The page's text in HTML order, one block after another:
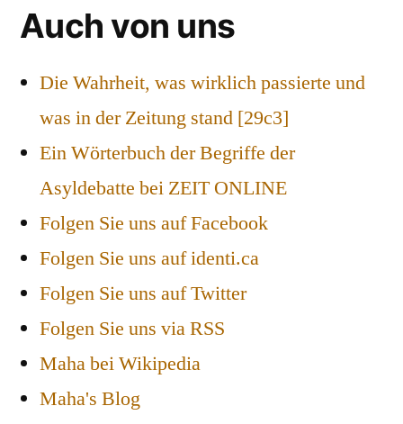
Auch von uns
Die Wahrheit, was wirklich passierte und
was in der Zeitung stand [29c3]
Ein Wörterbuch der Begriffe der
Asyldebatte bei ZEIT ONLINE
Folgen Sie uns auf Facebook
Folgen Sie uns auf identi.ca
Folgen Sie uns auf Twitter
Folgen Sie uns via RSS
Maha bei Wikipedia
Maha's Blog